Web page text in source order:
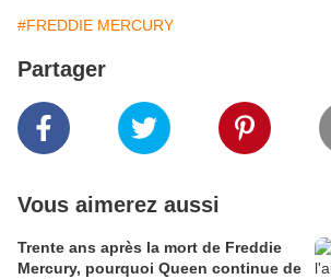
#FREDDIE MERCURY
Partager
Vous aimerez aussi
Trente ans après la mort de Freddie
Mercury, pourquoi Queen continue de